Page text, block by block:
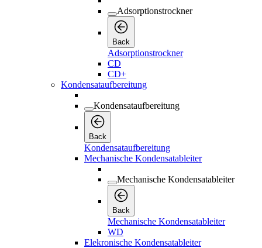
Adsorptionstrockner
Back
Adsorptionstrockner
CD
CD+
Kondensataufbereitung
Kondensataufbereitung
Back
Kondensataufbereitung
Mechanische Kondensatableiter
Mechanische Kondensatableiter
Back
Mechanische Kondensatableiter
WD
Elekronische Kondensatableiter